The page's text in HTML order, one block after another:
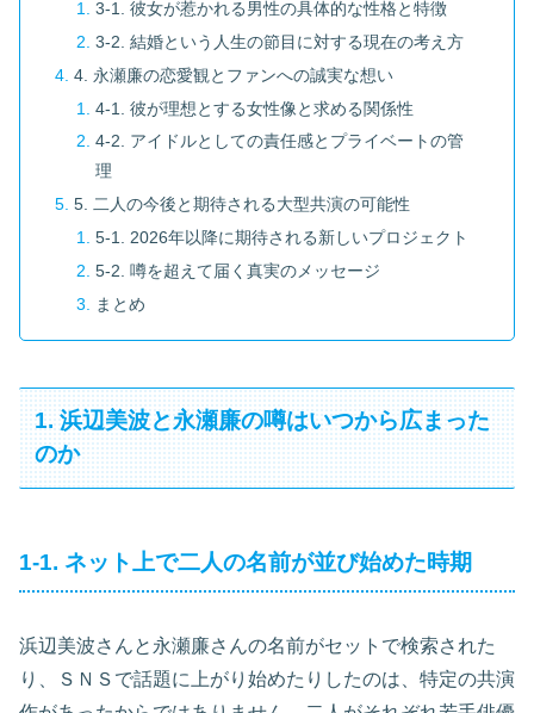
3-1. 彼女が惹かれる男性の具体的な性格と特徴
3-2. 結婚という人生の節目に対する現在の考え方
4. 永瀬廉の恋愛観とファンへの誠実な想い
4-1. 彼が理想とする女性像と求める関係性
4-2. アイドルとしての責任感とプライベートの管
理
5. 二人の今後と期待される大型共演の可能性
5-1. 2026年以降に期待される新しいプロジェクト
5-2. 噂を超えて届く真実のメッセージ
まとめ
1. 浜辺美波と永瀬廉の噂はいつから広まった
のか
1-1. ネット上で二人の名前が並び始めた時期
浜辺美波さんと永瀬廉さんの名前がセットで検索された
り、ＳＮＳで話題に上がり始めたりしたのは、特定の共演